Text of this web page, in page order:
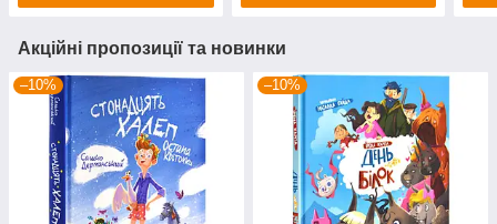
Акційні пропозиції та новинки
–10% –10%